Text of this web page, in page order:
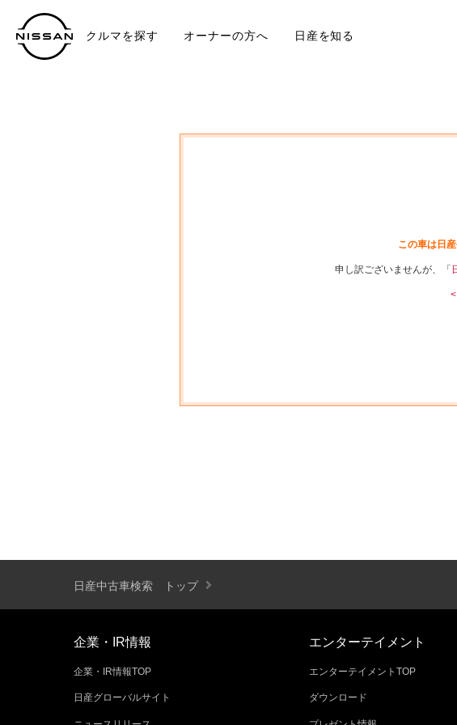
クルマを探す オーナーの方へ 日産を知る
この車は日
申し訳ございませんが、「
日産中古車検索 トップ
企業・IR情報
企業・IR情報TOP
日産グローバルサイト
エンターテイメント
エンターテイメントTOP
ダウンロード